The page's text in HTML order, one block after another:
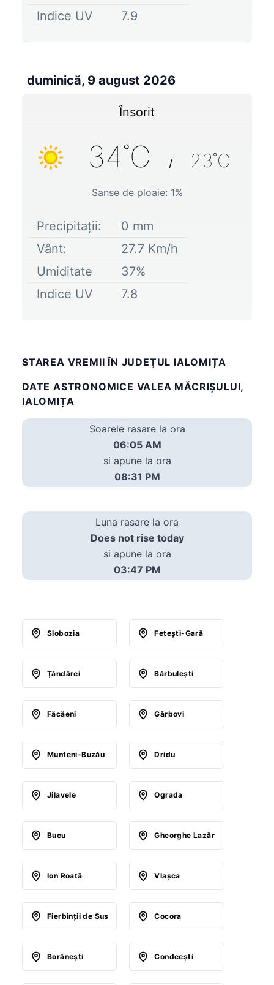
Indice UV
7.9
duminică, 9 august 2026
Însorit
34˚C / 23˚C
Sanse de ploaie: 1%
Precipitații: 0 mm
Vânt:
27.7 Km/h
Umiditate
37%
Indice UV
7.8
STAREA VREMII ÎN JUDEŢUL IALOMIȚA
DATE ASTRONOMICE VALEA MĂCRIŞULUI,
IALOMIȚA
Soarele rasare la ora
06:05 AM
si apune la ora
08:31 PM
Luna rasare la ora
Does not rise today
si apune la ora
03:47 PM
Slobozia Feteşti-Gară
Ţăndărei Bărbuleşti
Făcăeni Gârbovi
Munteni-Buzău Dridu
Jilavele Ograda
Bucu Gheorghe Lazăr
Ion Roată Vlaşca
Fierbinţii de Sus Cocora
Borăneşti Condeeşti